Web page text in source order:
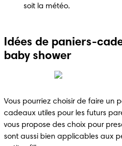
soit la météo.
Idées de paniers-
baby shower
Vous pourriez choisir de faire un
cadeaux utiles pour les futurs
vous propose des choix pour
sont aussi bien applicables aux